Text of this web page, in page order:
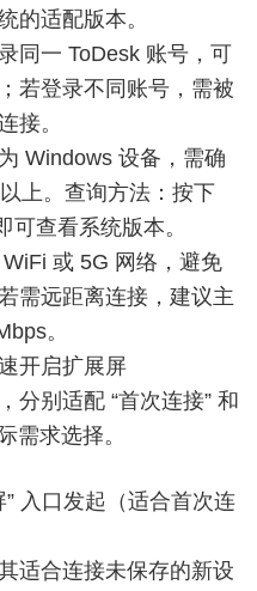
的适配版本。
同一 ToDesk 账号，可
若登录不同账号，需被
接。
Windows 设备，需确
上。查询方法：按下
查看系统版本。
或 5G 网络，避免
需远距离连接，建议主
。
开启扩展屏
分别适配 “首次连接” 和
需求选择。
入口发起（适合首次连
适合连接未保存的新设